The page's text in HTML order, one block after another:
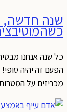
שנה חדשה,
כל שנה אנחנו
הפעם זה יהיה
מכריזים על